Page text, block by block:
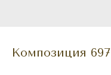
Композиция 697